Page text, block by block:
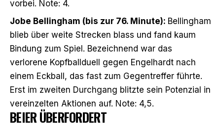
vorbei. Note: 4.
Jobe Bellingham (bis zur 76. Minute): Bellingham
blieb über weite Strecken blass und fand kaum
Bindung zum Spiel. Bezeichnend war das
verlorene Kopfballduell gegen Engelhardt nach
einem Eckball, das fast zum Gegentreffer führte.
Erst im zweiten Durchgang blitzte sein Potenzial in
vereinzelten Aktionen auf. Note: 4,5.
BEIER ÜBERFORDERT